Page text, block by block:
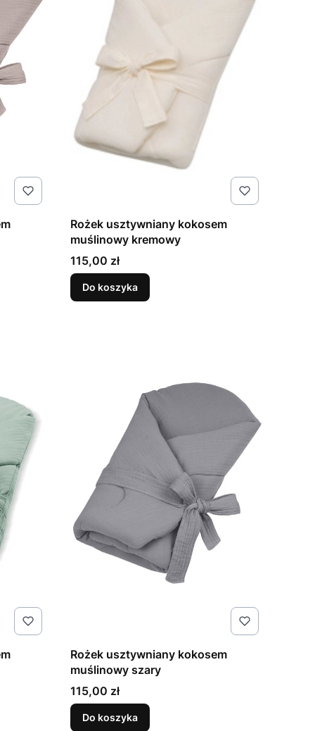
Rożek usztywniany kokosem
muślinowy kremowy
Cena
115,00 zł
Do koszyka
Rożek usztywniany kokosem
muślinowy szary
Cena
115,00 zł
Do koszyka